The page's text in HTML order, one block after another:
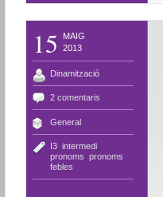
15
MAIG
2013
Dinamització
2 comentaris
General
I3, intermedi,
pronoms pronoms
febles